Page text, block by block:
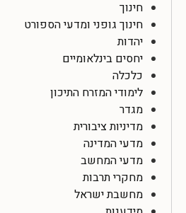
חינוך
חינוך גופני ומדעי הספורט
יהדות
יחסים בינלאומיים
כלכלה
לימודי המזרח התיכון
מגדר
מדיניות ציבורית
מדעי המדינה
מדעי המחשב
מחקרי תרבות
מחשבת ישראל